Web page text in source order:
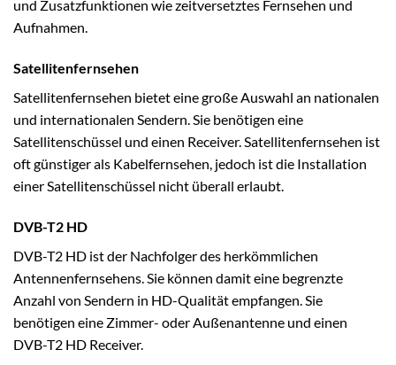
und Zusatzfunktionen wie zeitversetztes Fernsehen und
Aufnahmen.
Satellitenfernsehen
Satellitenfernsehen bietet eine große Auswahl an nationalen
und internationalen Sendern. Sie benötigen eine
Satellitenschüssel und einen Receiver. Satellitenfernsehen ist
oft günstiger als Kabelfernsehen, jedoch ist die Installation
einer Satellitenschüssel nicht überall erlaubt.
DVB-T2 HD
DVB-T2 HD ist der Nachfolger des herkömmlichen
Antennenfernsehens. Sie können damit eine begrenzte
Anzahl von Sendern in HD-Qualität empfangen. Sie
benötigen eine Zimmer- oder Außenantenne und einen
DVB-T2 HD Receiver.